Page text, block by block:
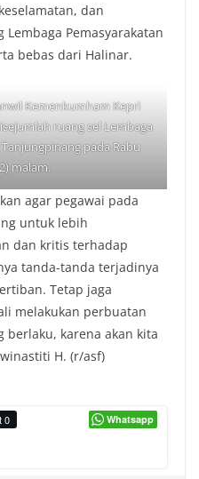
dan
Pemasyarakatan
bebas dari Halinar.
Kemenkumham Kepri
ruang sel Lembaga
pada Rabu
malam.
agar pegawai pada
untuk lebih
dan kritis terhadap
tanda-tanda terjadinya
Tetap jaga
melakukan perbuatan
berlaku, karena akan kita
H. (r/asf)
0 Whatsapp